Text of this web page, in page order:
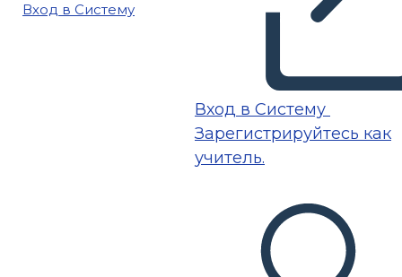
Вход в Систему
Вход в Систему
Зарегистрируйтесь как
учитель.